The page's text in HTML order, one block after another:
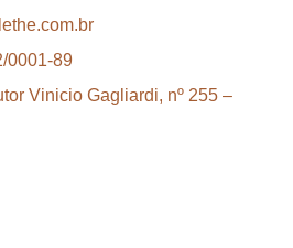
0001-89
Vinicio Gagliardi, nº 255 –